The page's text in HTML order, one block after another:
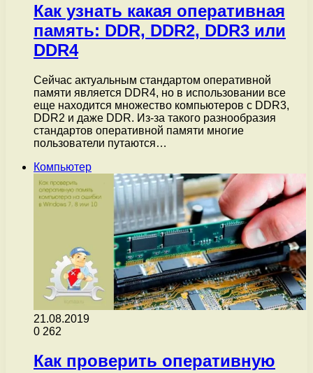
Как узнать какая оперативная
память: DDR, DDR2, DDR3 или
DDR4
Сейчас актуальным стандартом оперативной
памяти является DDR4, но в использовании все
еще находится множество компьютеров с DDR3,
DDR2 и даже DDR. Из-за такого разнообразия
стандартов оперативной памяти многие
пользователи путаются…
Компьютер
21.08.2019
0 262
Как проверить оперативную